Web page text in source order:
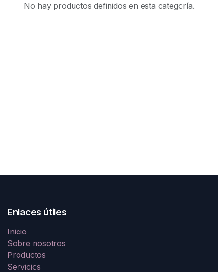
No hay productos definidos en esta categoría.
Enlaces útiles
Inicio
Sobre nosotros
Productos
Servicios